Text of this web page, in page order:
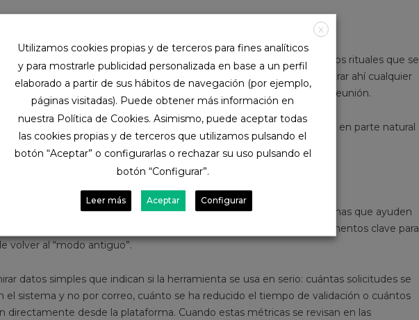
con rituales sencillos
partir de hoy usamos el sistema”. Los hábitos se crean con pequeños rituales que se
solos. Por ejemplo: actualizar los datos al final de la jornada, registrar ahí cualquier
formación, consultar el tablero de People Analytics al preparar una reunión.
esos rituales, la herramienta deja de ser una carga y se convierte en parte natural
algo se vuelve costumbre, ya no hay vuelta atrás.
y medir que está ocurriendo
horas no transforma nada. Hace falta acompañar de verdad. Personas que ayuden
soporte disponible cuando surgen dudas, recordatorios en los momentos clave para
volver al “modo antiguo”.
datos simples que indican si la herramienta se usa en serio: cuántas solicitudes se
el sistema y no por correo, cuánto se ha reducido el tiempo de validación o cuántos
directamente desde la plataforma. Cuando estas métricas se revisan en las
X
Utilizamos cookies propias y de terceros para fines analíticos
y para mostrarle publicidad personalizada en base a un perfil
elaborado a partir de sus hábitos de navegación (por ejemplo,
páginas visitadas). Puede obtener más información en
nuestra Política de Cookies. Asimismo, puede aceptar todas
las cookies propias y de terceros que utilizamos pulsando el
botón “Aceptar” o configurarlas o rechazar su uso pulsando el
botón “Configurar”.
Leer más Aceptar Configurar